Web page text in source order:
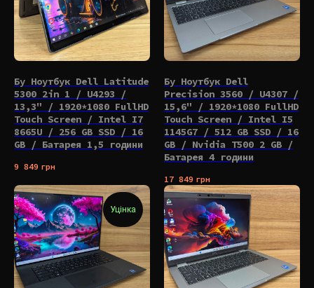
Бу Ноутбук Dell Latitude
5300 2in 1 / U4293 /
13,3" / 1920*1080 FullHD
Touch Screen / Intel I7
8665U / 256 GB SSD / 16
GB / Батарея 1,5 години
9 849 грн
Бу Ноутбук Dell
Precision 3560 / U4307 /
15,6" / 1920*1080 FullHD
Touch Screen / Intel I5
1145G7 / 512 GB SSD / 16
GB / Nvidia T500 2 GB /
Батарея 4 години
17 849 грн
Уцінка